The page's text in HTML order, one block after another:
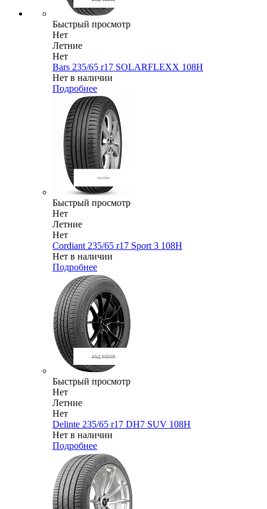
Быстрый просмотр
Нет
Летние
Нет
Bars 235/65 r17 SOLARFLEXX 108H
Нет в наличии
Подробнее
Быстрый просмотр
Нет
Летние
Нет
Cordiant 235/65 r17 Sport 3 108H
Нет в наличии
Подробнее
Быстрый просмотр
Нет
Летние
Нет
Delinte 235/65 r17 DH7 SUV 108H
Нет в наличии
Подробнее